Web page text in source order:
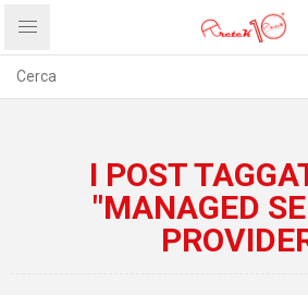
PRIVACY
I POST
"MANAGED